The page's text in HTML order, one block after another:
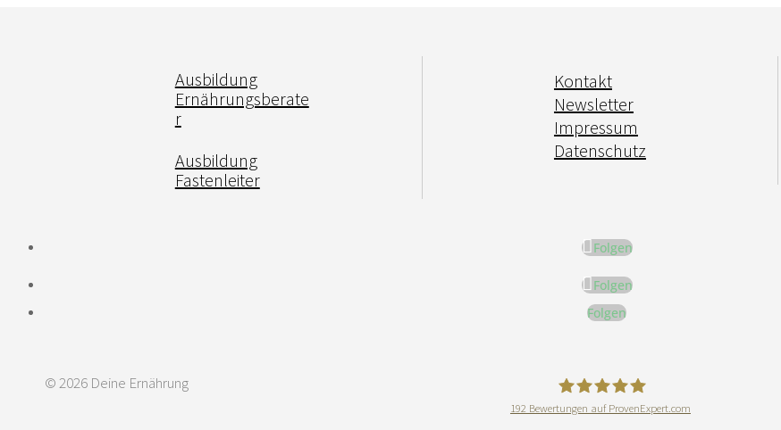
Ausbildung
Ernährungsberate
r
Ausbildung
Fastenleiter
Kontakt
Newsletter
Impressum
Datenschutz
Folgen
Folgen
Folgen
© 2026 Deine Ernährung
192 Bewertungen auf ProvenExpert.com